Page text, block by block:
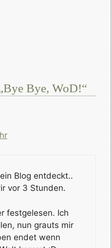
Bye, WoD!“
Blog entdeckt..
vor 3 Stunden.
festgelesen. Ich
nun grauts mir
endet wenn